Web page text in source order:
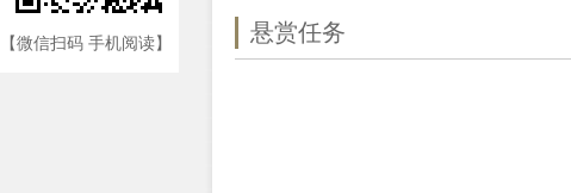
悬赏任务
【微信扫码 手机阅读】